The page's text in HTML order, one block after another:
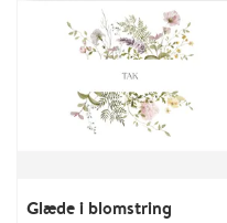
Glæde i blomstring